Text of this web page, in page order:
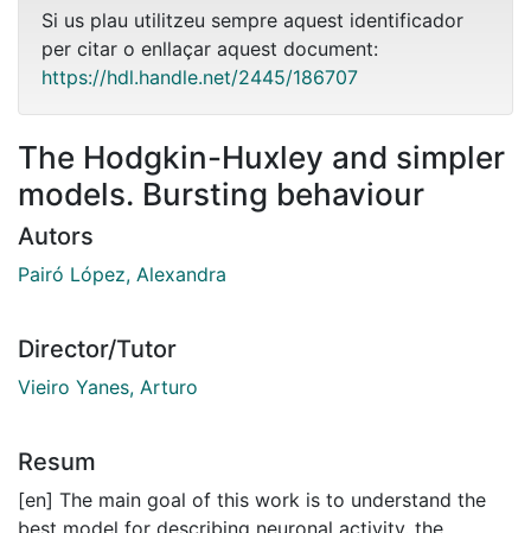
Si us plau utilitzeu sempre aquest identificador
per citar o enllaçar aquest document:
https://hdl.handle.net/2445/186707
The Hodgkin-Huxley and simpler
models. Bursting behaviour
Autors
Pairó López, Alexandra
Director/Tutor
Vieiro Yanes, Arturo
Resum
[en] The main goal of this work is to understand the
best model for describing neuronal activity, the